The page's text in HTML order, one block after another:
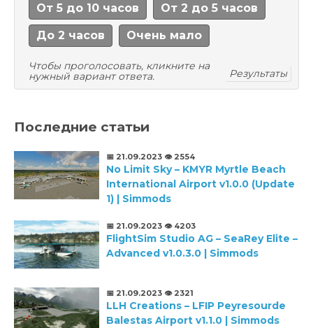
От 5 до 10 часов От 2 до 5 часов
До 2 часов Очень мало
Чтобы проголосовать, кликните на
нужный вариант ответа.
Результаты
Последние статьи
📅 21.09.2023 👁️ 2554
No Limit Sky – KMYR Myrtle Beach
International Airport v1.0.0 (Update
1) | Simmods
📅 21.09.2023 👁️ 4203
FlightSim Studio AG – SeaRey Elite –
Advanced v1.0.3.0 | Simmods
📅 21.09.2023 👁️ 2321
LLH Creations – LFIP Peyresourde
Balestas Airport v1.1.0 | Simmods